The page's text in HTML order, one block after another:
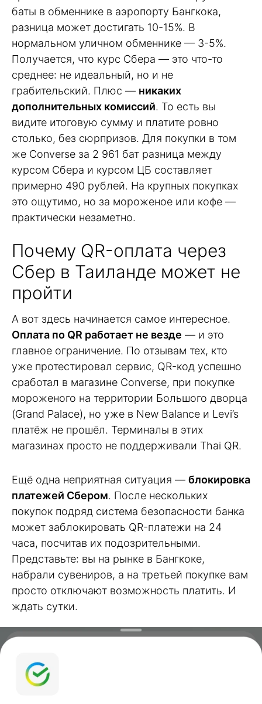
баты в обменнике в аэропорту Бангкока,
разница может достигать 10-15%. В
нормальном уличном обменнике — 3-5%.
Получается, что курс Сбера — это что-то
среднее: не идеальный, но и не
грабительский. Плюс — никаких
дополнительных комиссий. То есть вы
видите итоговую сумму и платите ровно
столько, без сюрпризов. Для покупки в том
же Converse за 2 961 бат разница между
курсом Сбера и курсом ЦБ составляет
примерно 490 рублей. На крупных покупках
это ощутимо, но за мороженое или кофе —
практически незаметно.
Почему QR-оплата через
Сбер в Таиланде может не
пройти
А вот здесь начинается самое интересное.
Оплата по QR работает не везде — и это
главное ограничение. По отзывам тех, кто
уже протестировал сервис, QR-код успешно
сработал в магазине Converse, при покупке
мороженого на территории Большого дворца
(Grand Palace), но уже в New Balance и Levi’s
платёж не прошёл. Терминалы в этих
магазинах просто не поддерживали Thai QR.
Ещё одна неприятная ситуация — блокировка
платежей Сбером. После нескольких
покупок подряд система безопасности банка
может заблокировать QR-платежи на 24
часа, посчитав их подозрительными.
Представьте: вы на рынке в Бангкоке,
набрали сувениров, а на третьей покупке вам
просто отключают возможность платить. И
ждать сутки.